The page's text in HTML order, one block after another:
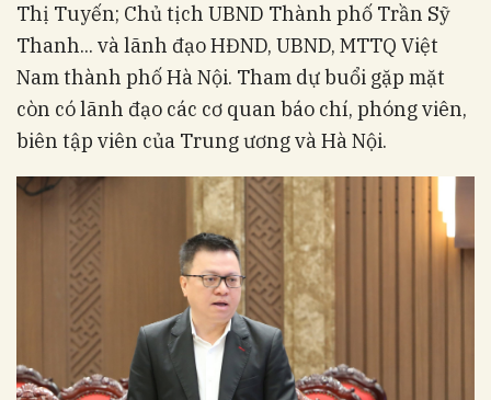
Thị Tuyến; Chủ tịch UBND Thành phố Trần Sỹ
Thanh... và lãnh đạo HĐND, UBND, MTTQ Việt
Nam thành phố Hà Nội. Tham dự buổi gặp mặt
còn có lãnh đạo các cơ quan báo chí, phóng viên,
biên tập viên của Trung ương và Hà Nội.